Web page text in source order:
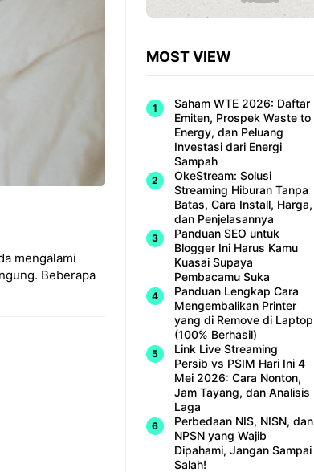
mengalami
Beberapa
MOST VIEW
Saham WTE 2026: Daftar
Emiten, Prospek Waste to
Energy, dan Peluang
Investasi dari Energi
Sampah
OkeStream: Solusi
Streaming Hiburan Tanpa
Batas, Cara Install, Harga,
dan Penjelasannya
Panduan SEO untuk
Blogger Ini Harus Kamu
Kuasai Supaya
Pembacamu Suka
Panduan Lengkap Cara
Mengembalikan Printer
yang di Remove di Laptop
(100% Berhasil)
Link Live Streaming
Persib vs PSIM Hari Ini 4
Mei 2026: Cara Nonton,
Jam Tayang, dan Analisis
Laga
Perbedaan NIS, NISN, dan
NPSN yang Wajib
Dipahami, Jangan Sampai
Salah!